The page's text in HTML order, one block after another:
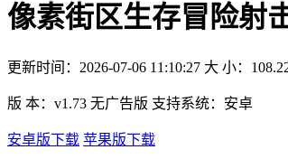
像素街区生存冒险射
更新时间： 2026-07-06 11:10:27 大 小：
版 本： v1.73 无广告版 支持系统： 安卓
安卓版下载 苹果版下载